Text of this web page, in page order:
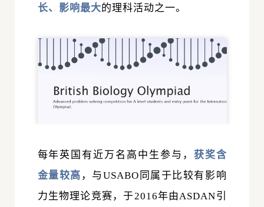
长、影响最大的理科活动之一。
每年英国有近万名高中生参与， 获奖含
金量较高 ，与USABO同属于比较有影响
力生物理论竞赛，于2016年由ASDAN引